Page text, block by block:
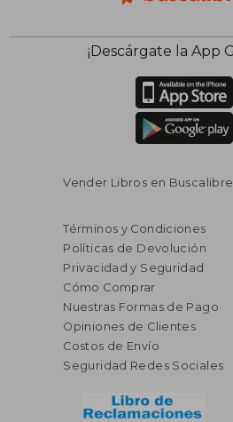
¡Descárgate la App
Vender Libros en Buscalibre
Términos y Condiciones
Políticas de Devolución
Privacidad y Seguridad
Cómo Comprar
Nuestras Formas de Pago
Opiniones de Clientes
Costos de Envío
Seguridad Redes Sociales